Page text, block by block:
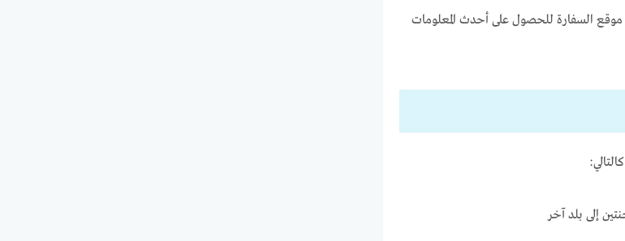
موقع السفارة للحصول على أحدث المعلومات
إلى بلد آخر